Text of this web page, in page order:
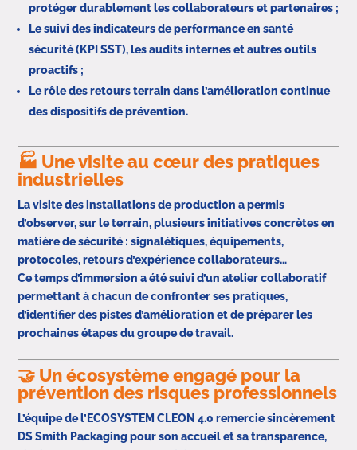
protéger durablement les collaborateurs et partenaires ;
Le suivi des indicateurs de performance en santé
sécurité (KPI SST), les audits internes et autres outils
proactifs ;
Le rôle des retours terrain dans l’amélioration continue
des dispositifs de prévention.
🏭 Une visite au cœur des pratiques
industrielles
La visite des installations de production a permis
d’observer, sur le terrain, plusieurs initiatives concrètes en
matière de sécurité : signalétiques, équipements,
protocoles, retours d’expérience collaborateurs…
Ce temps d’immersion a été suivi d’un atelier collaboratif
permettant à chacun de confronter ses pratiques,
d’identifier des pistes d’amélioration et de préparer les
prochaines étapes du groupe de travail.
🤝 Un écosystème engagé pour la
prévention des risques professionnels
L’équipe de l’ECOSYSTEM CLEON 4.0 remercie sincèrement
DS Smith Packaging pour son accueil et sa transparence,